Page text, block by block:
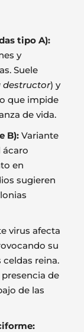
tipo A):
y
Suele
destructor) y
que impide
de vida.
B): Variante
ácaro
en
sugieren
virus afecta
su
reina.
de
de las